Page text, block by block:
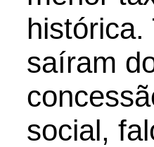
histórica.
saíram
social,